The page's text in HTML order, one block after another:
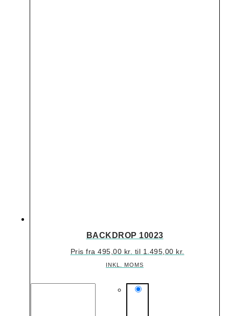
BACKDROP 10023
Pris fra 495,00 kr. til 1.495,00 kr.
INKL. MOMS